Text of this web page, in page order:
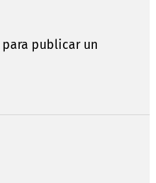
para publicar un